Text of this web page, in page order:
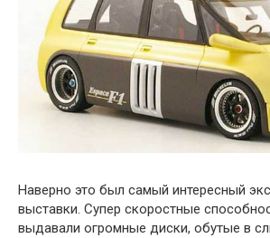
Наверно это был самый интересный
выставки. Супер скоростные
выдавали огромные диски, обутые в